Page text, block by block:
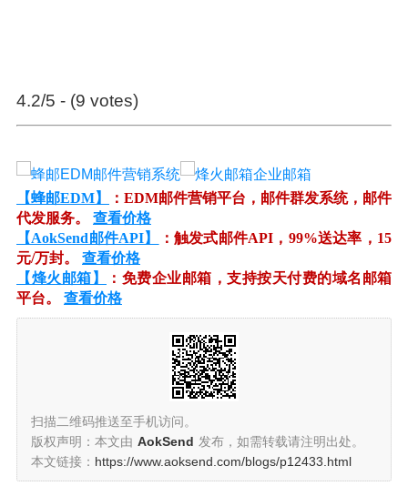
4.2/5 - (9 votes)
【蜂邮EDM】
：EDM邮件营销平台，邮件群发系统，邮件
代发服务。 查看价格
【AokSend邮件API】
：触发式邮件API，99%送达率，15
元/万封。 查看价格
【烽火邮箱】
：免费企业邮箱，支持按天付费的域名邮箱
平台。 查看价格
扫描二维码推送至手机访问。
版权声明：本文由 AokSend 发布，如需转载请注明出处。
本文链接： https://www.aoksend.com/blogs/p12433.html